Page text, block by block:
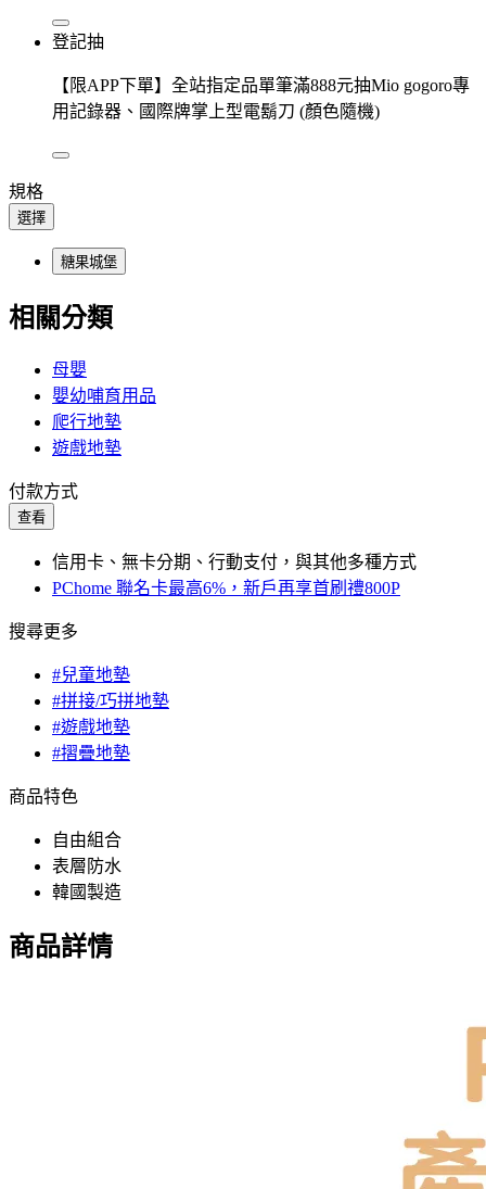
登記抽
【限APP下單】全站指定品單筆滿888元抽Mio gogoro專
用記錄器、國際牌掌上型電鬍刀 (顏色隨機)
規格
選擇
糖果城堡
相關分類
母嬰
嬰幼哺育用品
爬行地墊
遊戲地墊
付款方式
查看
信用卡、無卡分期、行動支付，與其他多種方式
PChome 聯名卡最高6%，新戶再享首刷禮800P
搜尋更多
#兒童地墊
#拼接/巧拼地墊
#遊戲地墊
#摺疊地墊
商品特色
自由組合
表層防水
韓國製造
商品詳情